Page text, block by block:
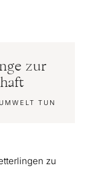
zur
TUN
zu